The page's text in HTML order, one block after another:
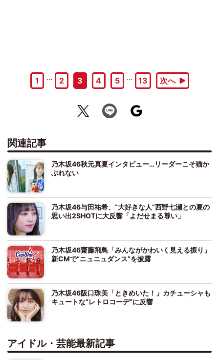
1 … 2 3 4 5 … 13 次へ
関連記事
乃木坂46秋元真夏インタビュー…リーダーこそ猫か
ぶれない
乃木坂46与田祐希、“大好きな人”西野七瀬との夏の
思い出2SHOTに大反響「よだせまる尊い」
乃木坂46齋藤飛鳥「みんながかわいく見える振り」
新CMで“ニュニュダンス”を披露
乃木坂46阪口珠美「ときめいた！」カチューシャも
キュートな“レトロコーデ”に反響
アイドル・芸能最新記事